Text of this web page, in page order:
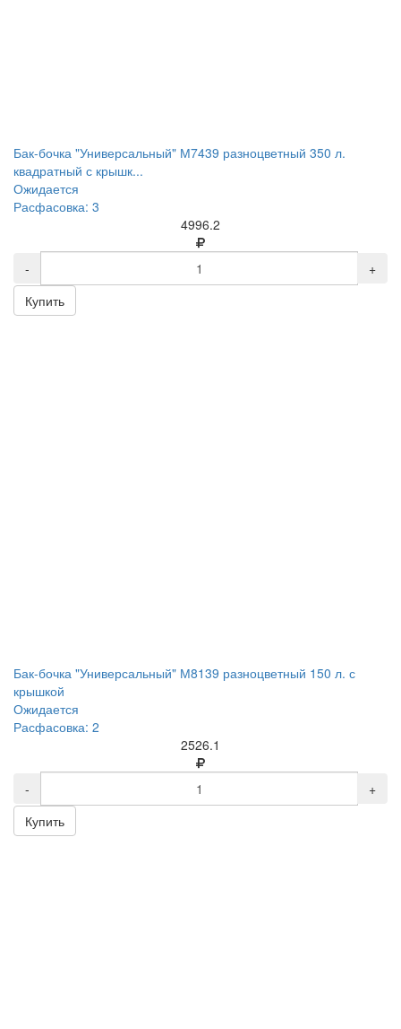
Бак-бочка "Универсальный" М7439 разноцветный 350 л.
квадратный с крышк...
Ожидается
Расфасовка: 3
4996.2
-
+
Купить
Бак-бочка "Универсальный" М8139 разноцветный 150 л. с
крышкой
Ожидается
Расфасовка: 2
2526.1
-
+
Купить